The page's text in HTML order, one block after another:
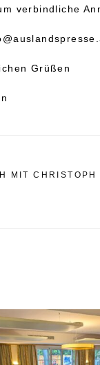
verbindliche
Grüßen
MIT